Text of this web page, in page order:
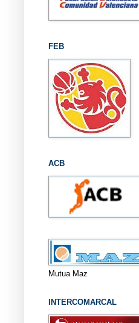
FEB
ACB
Mutua Maz
INTERCOMARCAL